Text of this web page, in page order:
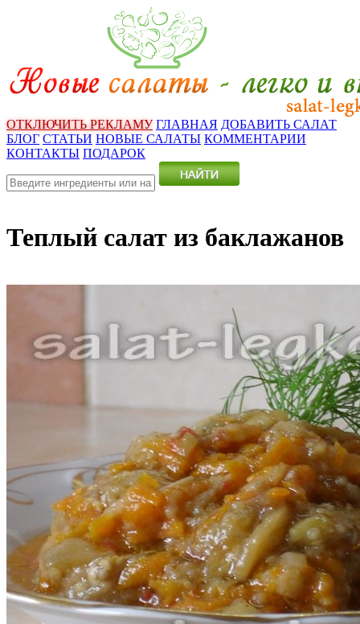
ОТКЛЮЧИТЬ РЕКЛАМУ ГЛАВНАЯ ДОБАВИТЬ САЛАТ
БЛОГ СТАТЬИ НОВЫЕ САЛАТЫ КОММЕНТАРИИ
КОНТАКТЫ ПОДАРОК
Теплый салат из баклажанов